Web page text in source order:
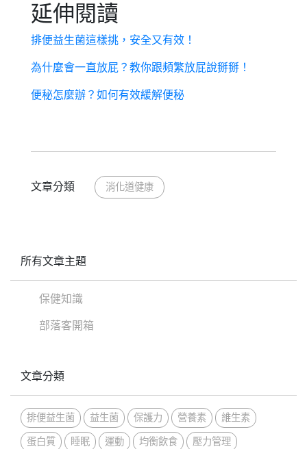
延伸閱讀
排便益生菌這樣挑，安全又有效！
為什麼會一直放屁？教你跟頻繁放屁說掰掰！
便秘怎麼辦？如何有效緩解便秘
文章分類 消化道健康
所有文章主題
保健知識
部落客開箱
文章分類
排便益生菌 益生菌 保護力 營養素
維生素
蛋白質
睡眠 運動 均衡飲食
壓力管理